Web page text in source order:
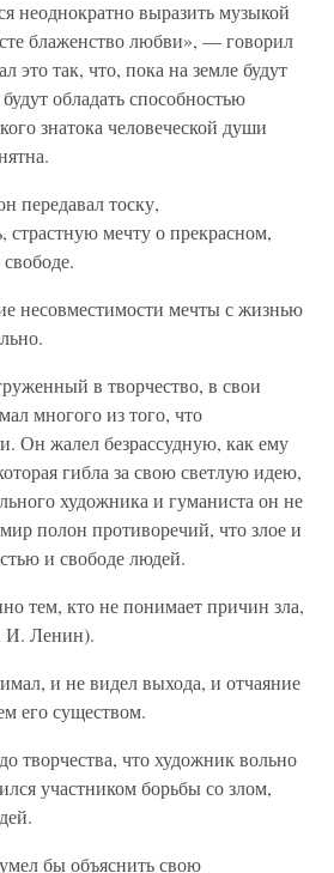
неоднократно выразить музыкой
блаженство любви», — говорил
это так, что, пока на земле будут
обладать способностью
знатока человеческой души
передавал тоску,
страстную мечту о прекрасном,
несовместимости мечты с жизнью
в творчество, в свои
многого из того, что
Он жалел безрассудную, как ему
гибла за свою светлую идею,
художника и гуманиста он не
полон противоречий, что злое и
и свободе людей.
тем, кто не понимает причин зла,
И. Ленин).
и не видел выхода, и отчаяние
его существом.
творчества, что художник вольно
участником борьбы со злом,
бы объяснить свою